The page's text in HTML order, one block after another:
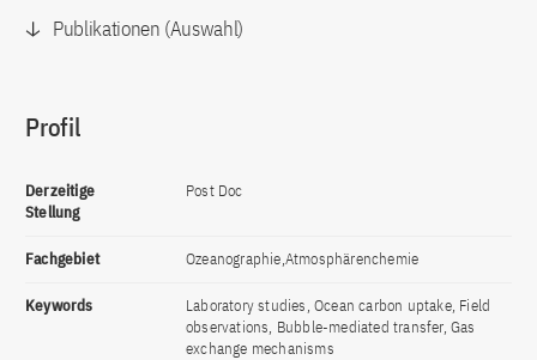
Publikationen (Auswahl)
Profil
Derzeitige
Stellung
Post Doc
Fachgebiet Ozeanographie,Atmosphärenchemie
Keywords
Laboratory studies, Ocean carbon uptake, Field
observations, Bubble-mediated transfer, Gas
exchange mechanisms